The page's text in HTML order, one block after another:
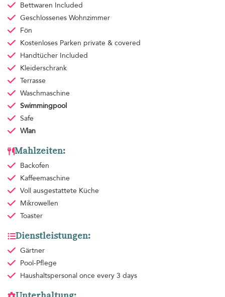
Bettwaren Included
Geschlossenes Wohnzimmer
Fön
Kostenloses Parken private & covered
Handtücher Included
Kleiderschrank
Terrasse
Waschmaschine
Swimmingpool
Safe
Wlan
Mahlzeiten:
Backofen
Kaffeemaschine
Voll ausgestattete Küche
Mikrowellen
Toaster
Dienstleistungen:
Gärtner
Pool-Pflege
Haushaltspersonal once every 3 days